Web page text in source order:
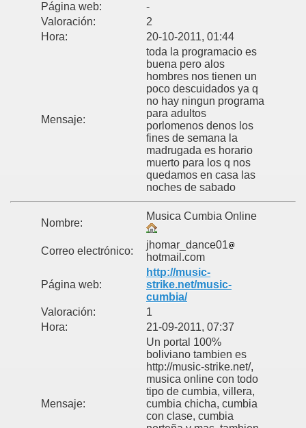
Página web:
-
Valoración:
2
Hora:
20-10-2011, 01:44
Mensaje:
toda la programacio es
buena pero alos
hombres nos tienen un
poco descuidados ya q
no hay ningun programa
para adultos
porlomenos denos los
fines de semana la
madrugada es horario
muerto para los q nos
quedamos en casa las
noches de sabado
Nombre:
Musica Cumbia Online
Correo electrónico:
jhomar_dance01
hotmail.com
Página web:
http://music-
strike.net/music-
cumbia/
Valoración:
1
Hora:
21-09-2011, 07:37
Mensaje:
Un portal 100%
boliviano tambien es
http://music-strike.net/,
musica online con todo
tipo de cumbia, villera,
cumbia chicha, cumbia
con clase, cumbia